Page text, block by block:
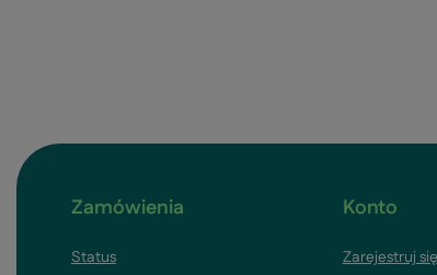
Zamówienia
Status
Konto
Zarejestruj się